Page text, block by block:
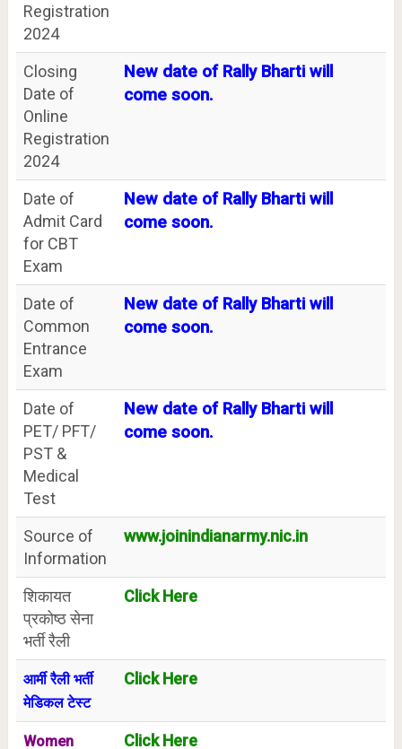
Registration
2024
Closing
Date of
Online
Registration
2024
New date of Rally Bharti will
come soon.
Date of
Admit Card
for CBT
Exam
New date of Rally Bharti will
come soon.
Date of
Common
Entrance
Exam
New date of Rally Bharti will
come soon.
Date of
PET/ PFT/
PST &
Medical
Test
New date of Rally Bharti will
come soon.
Source of
Information
www.joinindianarmy.nic.in
शिकायत
प्रकोष्ठ सेना
भर्ती रैली
Click Here
आर्मी रैली भर्ती
मेडिकल टेस्ट
Click Here
Women Click Here